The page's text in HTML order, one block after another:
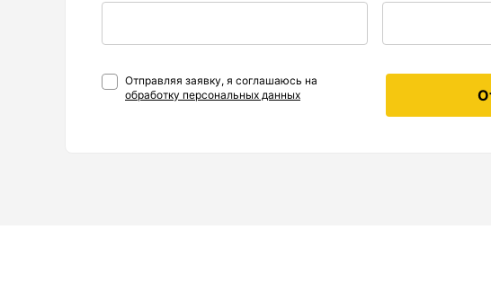
Отправляя заявку, я соглашаюсь на
обработку персональных данных
Показать еще